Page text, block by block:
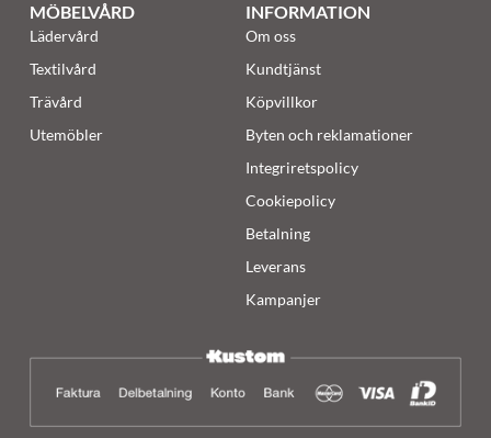
MÖBELVÅRD
Lädervård
Textilvård
Trävård
Utemöbler
INFORMATION
Om oss
Kundtjänst
Köpvillkor
Byten och reklamationer
Integriretspolicy
Cookiepolicy
Betalning
Leverans
Kampanjer